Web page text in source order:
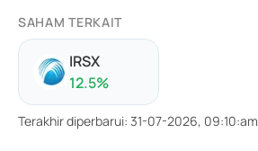
SAHAM TERKAIT
IRSX
12.5%
Terakhir diperbarui: 31-07-2026, 09:10:am